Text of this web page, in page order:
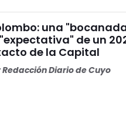
una
de un
de la Capital
Redacción Diario de Cuyo